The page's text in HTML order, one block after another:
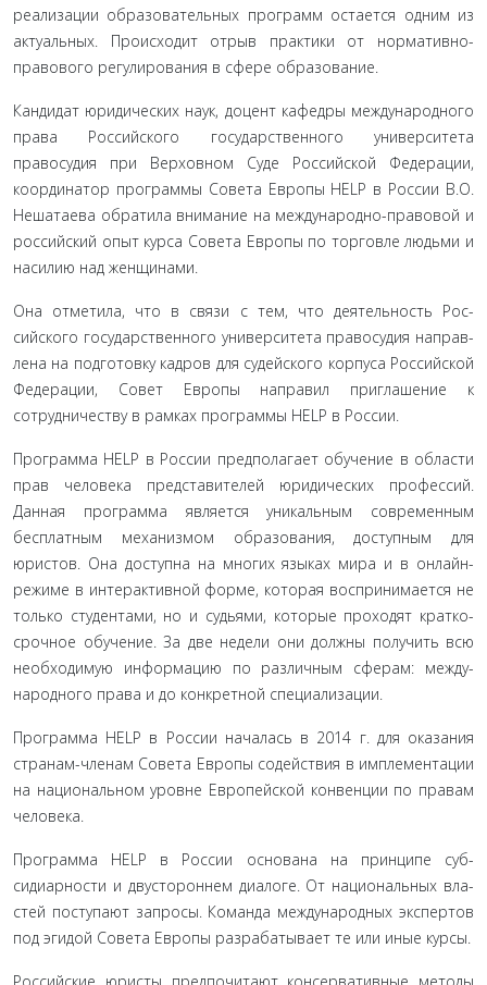
реализации образовательных программ остается одним из
актуальных. Происходит отрыв практики от нормативно­
правового регулирования в сфере образование.
Кандидат юридических наук, доцент кафедры между­народного
права Российского государственного университе­та
правосудия при Верховном Суде Российской Федерации,
координатор программы Совета Европы HELP в России В.О.
Нешатаева обратила внимание на международно-правовой и
российский опыт курса Совета Европы по торговле людь­ми и
насилию над женщинами.
Она отметила, что в связи с тем, что деятельность Рос­
сийского государственного университета правосудия направ­
лена на подготовку кадров для судейского корпуса Россий­ской
Федерации, Совет Европы направил приглашение к
сотрудничеству в рамках программы HELP в России.
Программа HELP в России предполагает обучение в области
прав человека представителей юридических про­фессий.
Данная программа является уникальным современ­ным
бесплатным механизмом образования, доступным для
юристов. Она доступна на многих языках мира и в онлайн-
режиме в интерактивной форме, которая воспринимается не
только студентами, но и судьями, которые проходят кратко­
срочное обучение. За две недели они должны получить всю
необходимую информацию по различным сферам: между­
народного права и до конкретной специализации.
Программа HELP в России началась в 2014 г. для оказа­ния
странам-членам Совета Европы содействия в имплемен­тации
на национальном уровне Европейской конвенции по правам
человека.
Программа HELP в России основана на принципе суб­
сидиарности и двустороннем диалоге. От национальных вла­
стей поступают запросы. Команда международных экспер­тов
под эгидой Совета Европы разрабатывает те или иные курсы.
Российские юристы предпочитают консервативные ме­тоды